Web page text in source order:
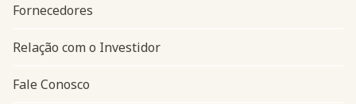
Fornecedores
Relação com o Investidor
Fale Conosco